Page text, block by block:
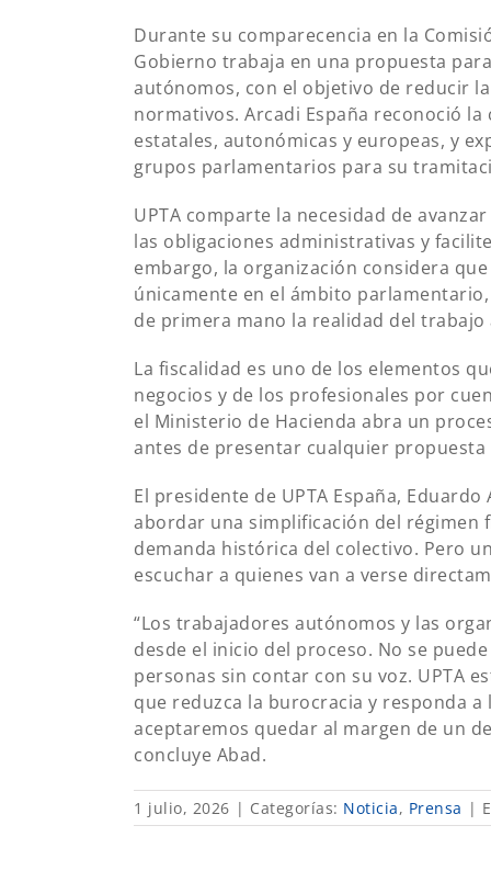
Durante su comparecencia en la
Gobierno trabaja en una propuesta
autónomos, con el objetivo de reducir
normativos. Arcadi España reconoció
estatales, autonómicas y europeas, y
grupos parlamentarios para su
UPTA comparte la necesidad de
las obligaciones administrativas y
embargo, la organización considera
únicamente en el ámbito
de primera mano la realidad del trabajo
La fiscalidad es uno de los elementos
negocios y de los profesionales por
el Ministerio de Hacienda abra un
antes de presentar cualquier propuesta
El presidente de UPTA España,
abordar una simplificación del régimen
demanda histórica del colectivo. Pero
escuchar a quienes van a verse
“Los trabajadores autónomos y las
desde el inicio del proceso. No se
personas sin contar con su voz. UPTA
que reduzca la burocracia y responda
aceptaremos quedar al margen de un
concluye Abad.
1 julio, 2026 | Categorías: Noticia, Prensa |